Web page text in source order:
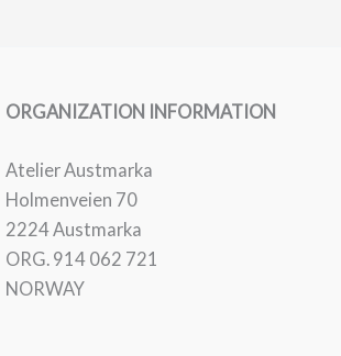
ORGANIZATION INFORMATION
Atelier Austmarka
Holmenveien 70
2224 Austmarka
ORG. 914 062 721
NORWAY